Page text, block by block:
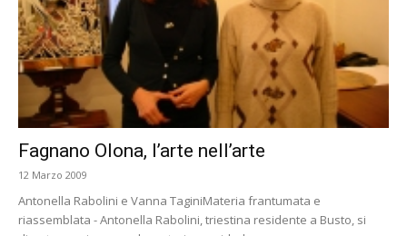
Fagnano Olona, l’arte nell’arte
12 Marzo 2009
Antonella Rabolini e Vanna TaginiMateria frantumata e
riassemblata - Antonella Rabolini, triestina residente a Busto, si